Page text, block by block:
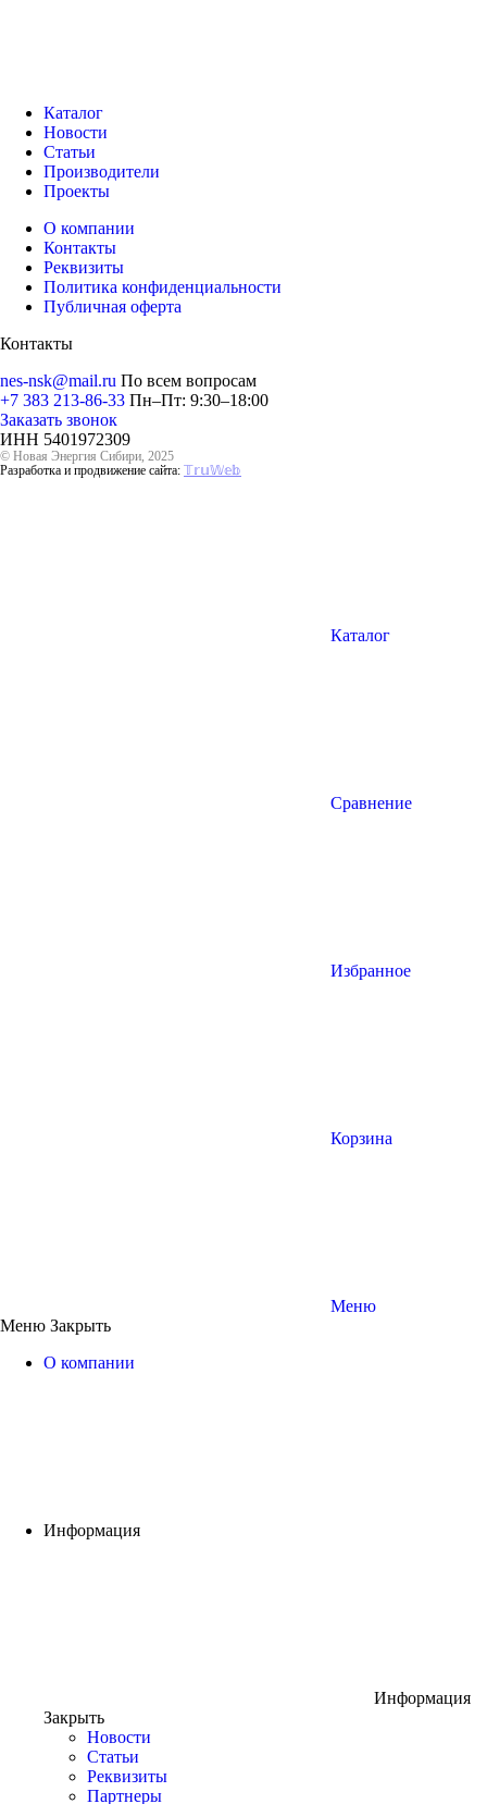
Каталог
Новости
Статьи
Производители
Проекты
О компании
Контакты
Реквизиты
Политика конфиденциальности
Публичная оферта
Контакты
nes-nsk@mail.ru По всем вопросам
+7 383 213-86-33 Пн–Пт: 9:30–18:00
Заказать звонок
ИНН 5401972309
© Новая Энергия Сибири, 2025
Разработка и продвижение сайта: 𝕋𝕣𝕦𝕎𝕖𝕓
Каталог
Сравнение
Избранное
Корзина
Меню
Меню Закрыть
О компании
Информация
Информация
Закрыть
Новости
Статьи
Реквизиты
Партнеры